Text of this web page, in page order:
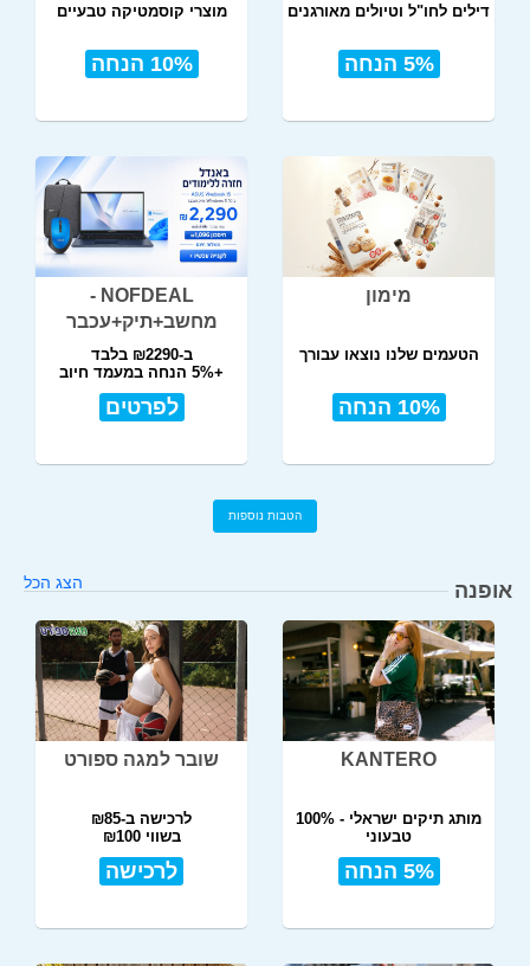
דילים לחו"ל וטיולים מאורגנים
5% הנחה
מוצרי קוסמטיקה טבעיים
10% הנחה
מימון
הטעמים שלנו נוצאו עבורך
10% הנחה
NOFDEAL -
מחשב+תיק+עכבר
ב-₪2290 בלבד
+5% הנחה במעמד חיוב
לפרטים
הטבות נוספות
אופנה הצג הכל
KANTERO
מותג תיקים ישראלי - 100%
טבעוני
תל אביב
5% הנחה
שובר למגה ספורט
לרכישה ב-₪85
בשווי ₪100
לרכישה